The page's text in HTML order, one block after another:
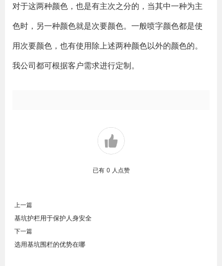
对于这两种颜色，也是有主次之分的，当其中一种为主
色时，另一种颜色就是次要颜色。一般喷字颜色都是使
用次要颜色，也有使用除上述两种颜色以外的颜色的。
我公司都可根据客户需求进行定制。
已有 0 人点赞
上一篇
基坑护栏用于保护人身安全
下一篇
选用基坑围栏的优势在哪